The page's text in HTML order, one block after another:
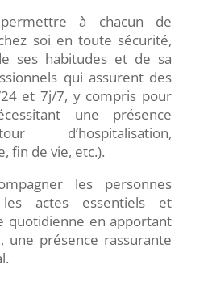
à chacun de
soi en toute sécurité,
ses habitudes et de sa
qui assurent des
et 7j/7, y compris pour
une présence
d’hospitalisation,
fin de vie, etc.).
les personnes
actes essentiels et
quotidienne en apportant
une présence rassurante